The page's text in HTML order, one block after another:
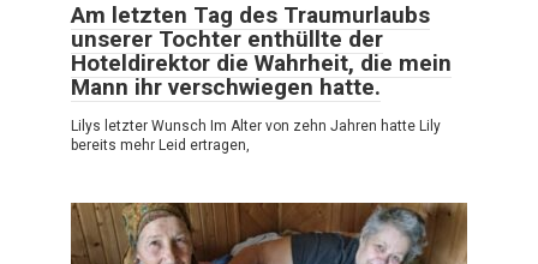
Am letzten Tag des Traumurlaubs
unserer Tochter enthüllte der
Hoteldirektor die Wahrheit, die mein
Mann ihr verschwiegen hatte.
Lilys letzter Wunsch Im Alter von zehn Jahren hatte Lily
bereits mehr Leid ertragen,